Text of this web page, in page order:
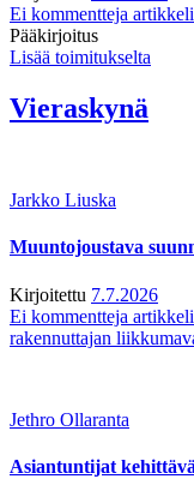
Ei kommentteja
Pääkirjoitus
Lisää toimitukselta
Vieraskynä
Jarkko Liuska
Muuntojoustava
Kirjoitettu 7.7.2026
Ei kommentteja
rakennuttajan
Jethro Ollaranta
Asiantuntijat